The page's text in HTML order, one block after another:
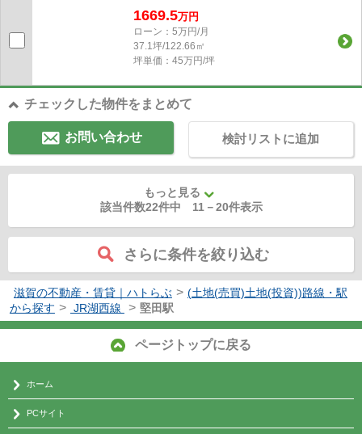
1669.5万円
ローン：5万円/月
37.1坪/122.66㎡
坪単価：45万円/坪
チェックした物件をまとめて
お問い合わせ 検討リストに追加
もっと見る
該当件数22件中 11 －20件表示
さらに条件を絞り込む
滋賀の不動産・賃貸｜ハトらぶ > (土地(売買)土地(投資))路線・駅
から探す > JR湖西線 > 堅田駅
ページトップに戻る
ホーム
PCサイト